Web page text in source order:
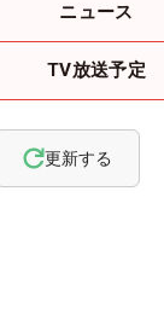
ニュース
TV放送予定
更新する